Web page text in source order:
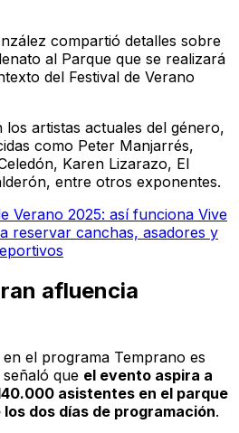
compartió detalles sobre
al Parque que se realizará
del Festival de Verano
los artistas actuales del género,
como Peter Manjarrés,
Karen Lizarazo, El
entre otros exponentes.
Verano 2025: así funciona Vive
reservar canchas, asadores y
afluencia
el programa Temprano es
que el evento aspira a
asistentes en el parque
dos días de programación.